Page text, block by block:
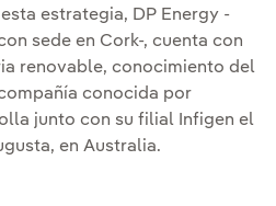
estrategia, DP Energy -
sede en Cork-, cuenta con
renovable, conocimiento del
conocida por
junto con su filial Infigen el
en Australia.